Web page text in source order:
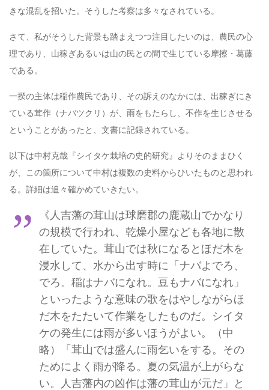
きな混乱を招いた。そうした考察は多々なされている。
さて、私がそうした背景も踏まえつつ注目したいのは、農民の心
理であり、山稼ぎあるいは山の民との間で生じている摩擦・葛藤
である。
一揆の主体は稲作農民であり、その訴えのなかには、出稼ぎにき
ている茸作（ナバツクリ）が、雨をもたらし、不作を生じさせる
ということがあったと、文書に記録されている。
以下は中村克哉『シイタケ栽培の史的研究』よりそのままひく
が、この箇所について中村は複数の史料からひいたものと思われ
る。詳細は追々確かめていきたい。
《人吉藩の茸山は球磨郡の鹿蔵山でかなり
の規模で行われ、乾燥小屋なども各地に散
在していた。茸山では秋になるとほだ木を
浸水して、水から出す時に「ナバよでろ、
でろ。稲はナバになれ。豆もナバになれ」
といったような意味の歌をはやしながらほ
だ木をたたいて作業をしたものだ。シイタ
ケの発生には雨が多いほうがよい。（中
略）「茸山では盛んに雨乞いをする。その
ためによく雨が降る。夏の気温が上がらな
い。人吉藩内の凶作は藩の茸山が元だ」と